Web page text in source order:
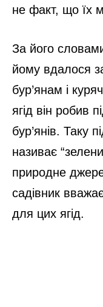
не факт, що їх
За його
йому вдалося
бур’янам і
ягід він робив
бур’янів. Таку
називає
природне
садівник
для цих ягід.